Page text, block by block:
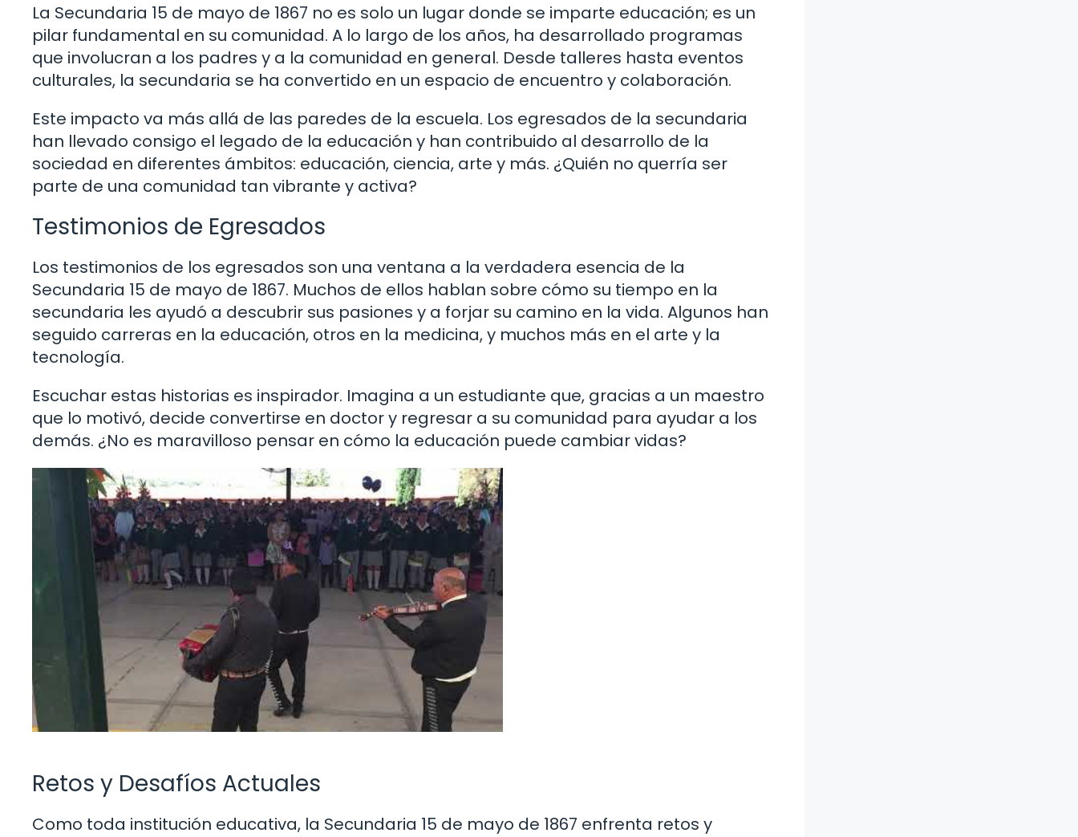
La Secundaria 15 de mayo de 1867 no es solo un lugar donde se imparte educación; es un
pilar fundamental en su comunidad. A lo largo de los años, ha desarrollado programas
que involucran a los padres y a la comunidad en general. Desde talleres hasta eventos
culturales, la secundaria se ha convertido en un espacio de encuentro y colaboración.
Este impacto va más allá de las paredes de la escuela. Los egresados de la secundaria
han llevado consigo el legado de la educación y han contribuido al desarrollo de la
sociedad en diferentes ámbitos: educación, ciencia, arte y más. ¿Quién no querría ser
parte de una comunidad tan vibrante y activa?
Testimonios de Egresados
Los testimonios de los egresados son una ventana a la verdadera esencia de la
Secundaria 15 de mayo de 1867. Muchos de ellos hablan sobre cómo su tiempo en la
secundaria les ayudó a descubrir sus pasiones y a forjar su camino en la vida. Algunos han
seguido carreras en la educación, otros en la medicina, y muchos más en el arte y la
tecnología.
Escuchar estas historias es inspirador. Imagina a un estudiante que, gracias a un maestro
que lo motivó, decide convertirse en doctor y regresar a su comunidad para ayudar a los
demás. ¿No es maravilloso pensar en cómo la educación puede cambiar vidas?
Retos y Desafíos Actuales
Como toda institución educativa, la Secundaria 15 de mayo de 1867 enfrenta retos y